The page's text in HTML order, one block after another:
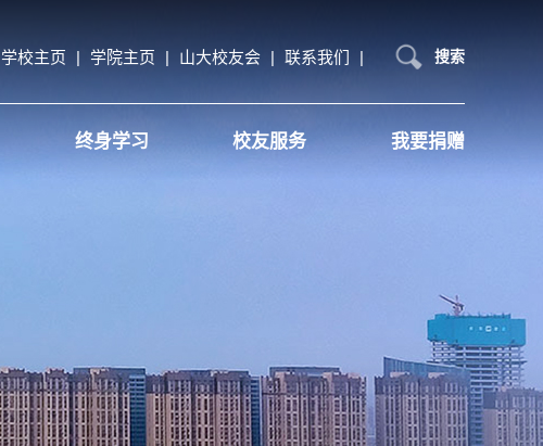
搜索
学校主页 | 学院主页 | 山大校友会 | 联系我们 |
终身学习 校友服务 我要捐赠